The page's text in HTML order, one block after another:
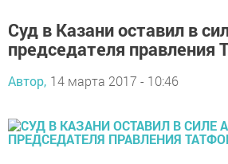
Суд в Казани оставил в
председателя правления
Автор, 14 марта 2017 - 10:46